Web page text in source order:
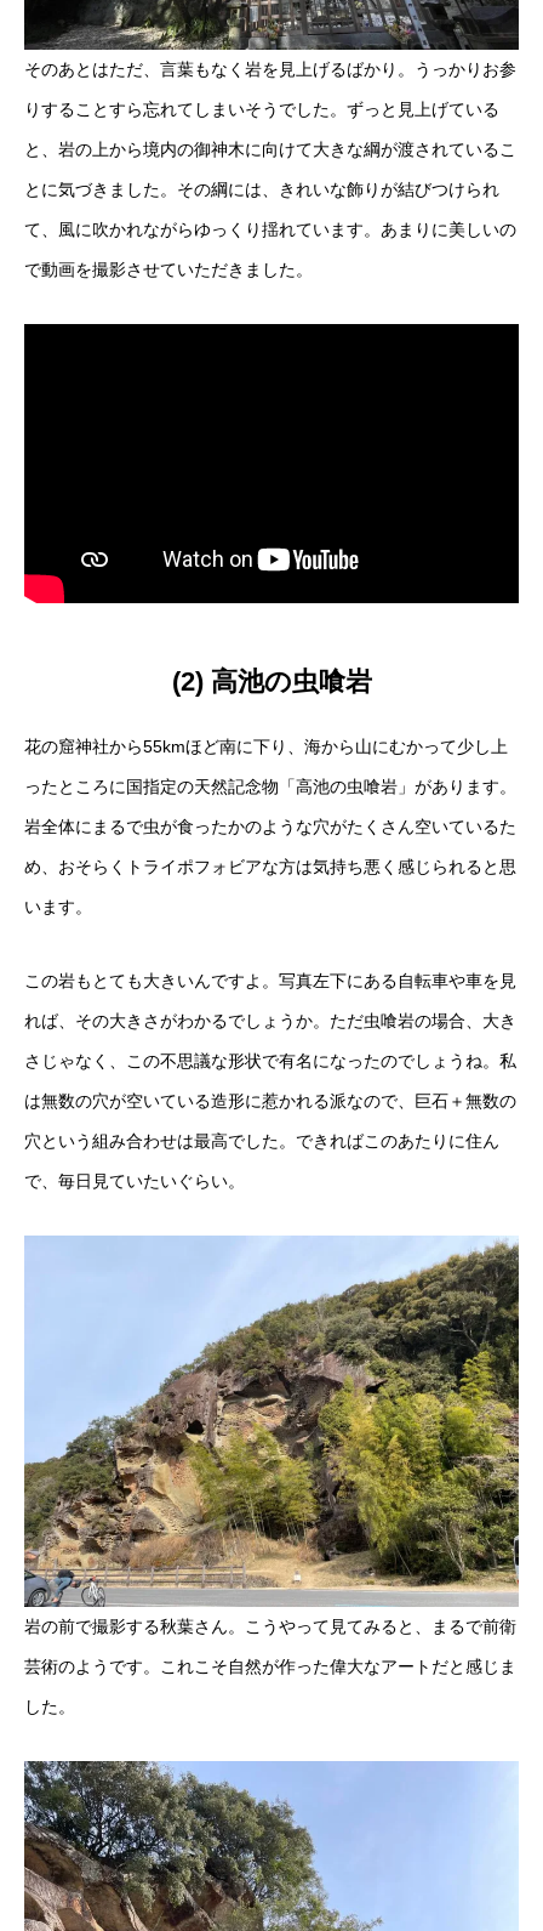
そのあとはただ、言葉もなく岩を見上げるばかり。うっかりお参
りすることすら忘れてしまいそうでした。ずっと見上げている
と、岩の上から境内の御神木に向けて大きな綱が渡されているこ
とに気づきました。その綱には、きれいな飾りが結びつけられ
て、風に吹かれながらゆっくり揺れています。あまりに美しいの
で動画を撮影させていただきました。
(2) 高池の虫喰岩
花の窟神社から55kmほど南に下り、海から山にむかって少し上
ったところに国指定の天然記念物「高池の虫喰岩」があります。
岩全体にまるで虫が食ったかのような穴がたくさん空いているた
め、おそらくトライポフォビアな方は気持ち悪く感じられると思
います。
この岩もとても大きいんですよ。写真左下にある自転車や車を見
れば、その大きさがわかるでしょうか。ただ虫喰岩の場合、大き
さじゃなく、この不思議な形状で有名になったのでしょうね。私
は無数の穴が空いている造形に惹かれる派なので、巨石＋無数の
穴という組み合わせは最高でした。できればこのあたりに住ん
で、毎日見ていたいぐらい。
岩の前で撮影する秋葉さん。こうやって見てみると、まるで前衛
芸術のようです。これこそ自然が作った偉大なアートだと感じま
した。